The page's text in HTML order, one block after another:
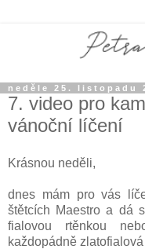
neděle 25. listopadu
7. video pro
vánoční líčení
Krásnou neděli,
dnes mám pro vás
štětcích Maestro a dá
fialovou rtěnkou
každopádně